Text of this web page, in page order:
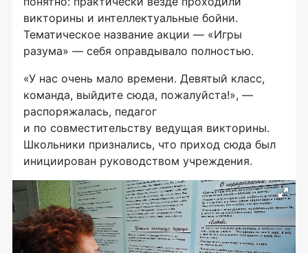
викторины и интеллектуальные бойни.
Тематическое название акции — «Игры
разума» — себя оправдывало полностью.
«У нас очень мало времени. Девятый класс,
команда, выйдите сюда, пожалуйста!», —
распоряжалась, педагог
и по совместительству ведущая викторины.
Школьники признались, что приход сюда был
инициирован руководством учреждения.